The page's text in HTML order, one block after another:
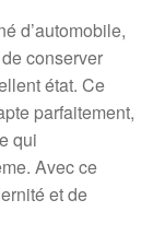
d’automobile,
conserver
état. Ce
parfaitement,
qui
Avec ce
et de